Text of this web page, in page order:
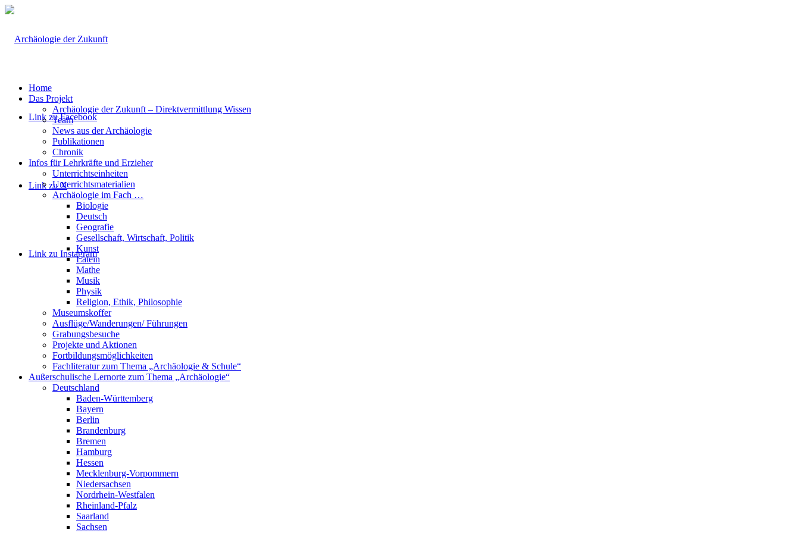
Link zu Facebook
Link zu X
Link zu Instagram
Home
Das Projekt
Archäologie der Zukunft – Direktvermittlung Wissen
Team
News aus der Archäologie
Publikationen
Chronik
Infos für Lehrkräfte und Erzieher
Unterrichtseinheiten
Unterrichtsmaterialien
Archäologie im Fach …
Biologie
Deutsch
Geografie
Gesellschaft, Wirtschaft, Politik
Kunst
Latein
Mathe
Musik
Physik
Religion, Ethik, Philosophie
Museumskoffer
Ausflüge/Wanderungen/ Führungen
Grabungsbesuche
Projekte und Aktionen
Fortbildungsmöglichkeiten
Fachliteratur zum Thema „Archäologie & Schule“
Außerschulische Lernorte zum Thema „Archäologie“
Deutschland
Baden-Württemberg
Bayern
Berlin
Brandenburg
Bremen
Hamburg
Hessen
Mecklenburg-Vorpommern
Niedersachsen
Nordrhein-Westfalen
Rheinland-Pfalz
Saarland
Sachsen